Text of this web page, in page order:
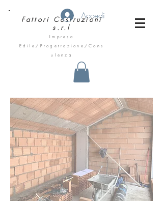
Fattori Costruzioni
s.r.l
Impresa
Edile/Progettazione/Cons
ulenza
Accedi